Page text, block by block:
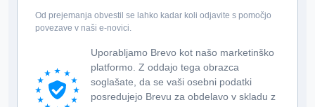
Od prejemanja obvestil se lahko kadar koli odjavite s pomočjo
povezave v naši e-novici.
Uporabljamo Brevo kot našo marketinško
platformo. Z oddajo tega obrazca
soglašate, da se vaši osebni podatki
posredujejo Brevu za obdelavo v skladu z